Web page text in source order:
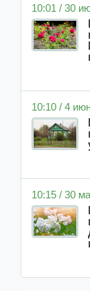
10:01 / 30
10:10 / 4
10:15 / 30